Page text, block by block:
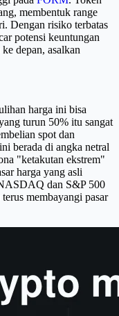
membentuk range
Dengan risiko terbatas
potensi keuntungan
depan, asalkan
harga ini bisa
turun 50% itu sangat
spot dan
berada di angka netral
"ketakutan ekstrem"
harga yang asli
dan S&P 500
membayangi pasar